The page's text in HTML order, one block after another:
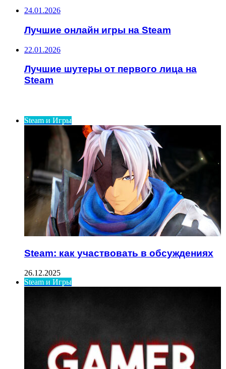
24.01.2026
Лучшие онлайн игры на Steam
22.01.2026
Лучшие шутеры от первого лица на
Steam
Steam и Игры
Steam: как участвовать в обсуждениях
26.12.2025
Steam и Игры